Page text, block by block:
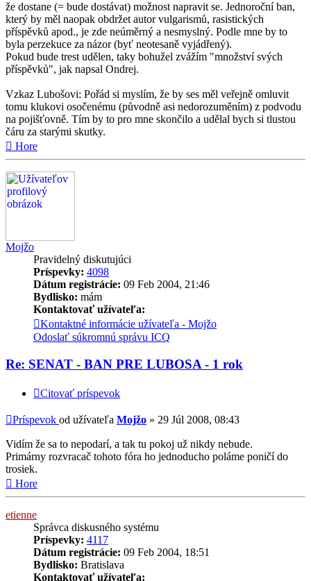
že dostane (= bude dostávat) možnost napravit se. Jednoroční ban,
který by měl naopak obdržet autor vulgarismů, rasistických
příspěvků apod., je zde neúměrný a nesmyslný. Podle mne by to
byla perzekuce za názor (byť neotesaně vyjádřený).
Pokud bude trest udělen, taky bohužel zvážím "množství svých
příspěvků", jak napsal Ondrej.
Vzkaz Lubošovi: Pořád si myslím, že by ses měl veřejně omluvit
tomu klukovi osočenému (původně asi nedorozuměním) z podvodu
na pojišťovně. Tím by to pro mne skončilo a udělal bych si tlustou
čáru za starými skutky.
Hore
Mojžo
Pravidelný diskutujúci
Príspevky: 4098
Dátum registrácie: 09 Feb 2004, 21:46
Bydlisko: mám
Kontaktovať užívateľa:
Kontaktné informácie užívateľa - Mojžo
Odoslať súkromnú správu ICQ
Re: SENAT - BAN PRE LUBOSA - 1 rok
Citovať príspevok
Príspevok od užívateľa Mojžo » 29 Júl 2008, 08:43
Vidím že sa to nepodarí, a tak tu pokoj už nikdy nebude.
Primárny rozvracač tohoto fóra ho jednoducho poláme poničí do
trosiek.
Hore
etienne
Správca diskusného systému
Príspevky: 4117
Dátum registrácie: 09 Feb 2004, 18:51
Bydlisko: Bratislava
Kontaktovať užívateľa: